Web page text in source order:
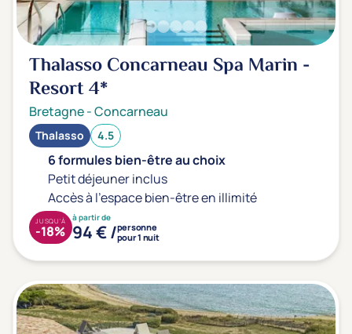
Thalasso Concarneau Spa Marin -
Resort4*
Bretagne-Concarneau
Thalasso 4.5
6 formules bien-être au choix
Petit déjeuner inclus
Accès à l'espace bien-être en illimité
à partir de
94 € /personne
pour 1 nuit
JUSQU'À
-18%